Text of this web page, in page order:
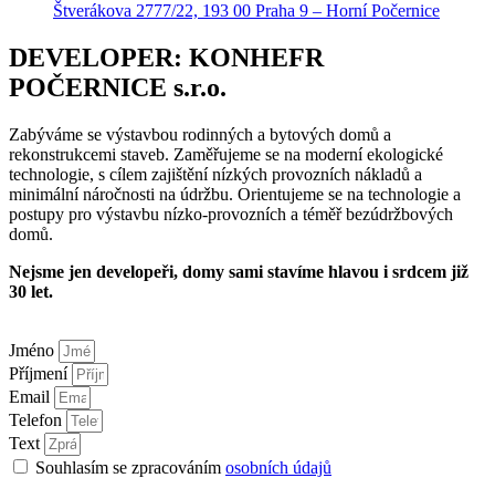
Štverákova 2777/22, 193 00 Praha 9 – Horní Počernice
DEVELOPER: KONHEFR
POČERNICE s.r.o.
Zabýváme se výstavbou rodinných a bytových domů a
rekonstrukcemi staveb. Zaměřujeme se na moderní ekologické
technologie, s cílem zajištění nízkých provozních nákladů a
minimální náročnosti na údržbu. Orientujeme se na technologie a
postupy pro výstavbu nízko-provozních a téměř bezúdržbových
domů.
Nejsme jen developeři, domy sami stavíme hlavou i srdcem již
30 let.
Jméno
Příjmení
Email
Telefon
Text
Souhlasím se zpracováním osobních údajů